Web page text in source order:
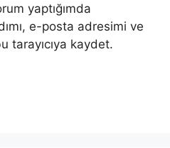
yaptığımda
e-posta adresimi ve
tarayıcıya kaydet.